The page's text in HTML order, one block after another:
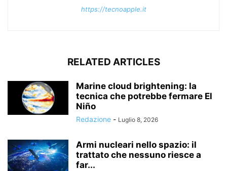
https://tecnoapple.it
RELATED ARTICLES
Marine cloud brightening: la
tecnica che potrebbe fermare El
Niño
Redazione - Luglio 8, 2026
Armi nucleari nello spazio: il
trattato che nessuno riesce a
far...